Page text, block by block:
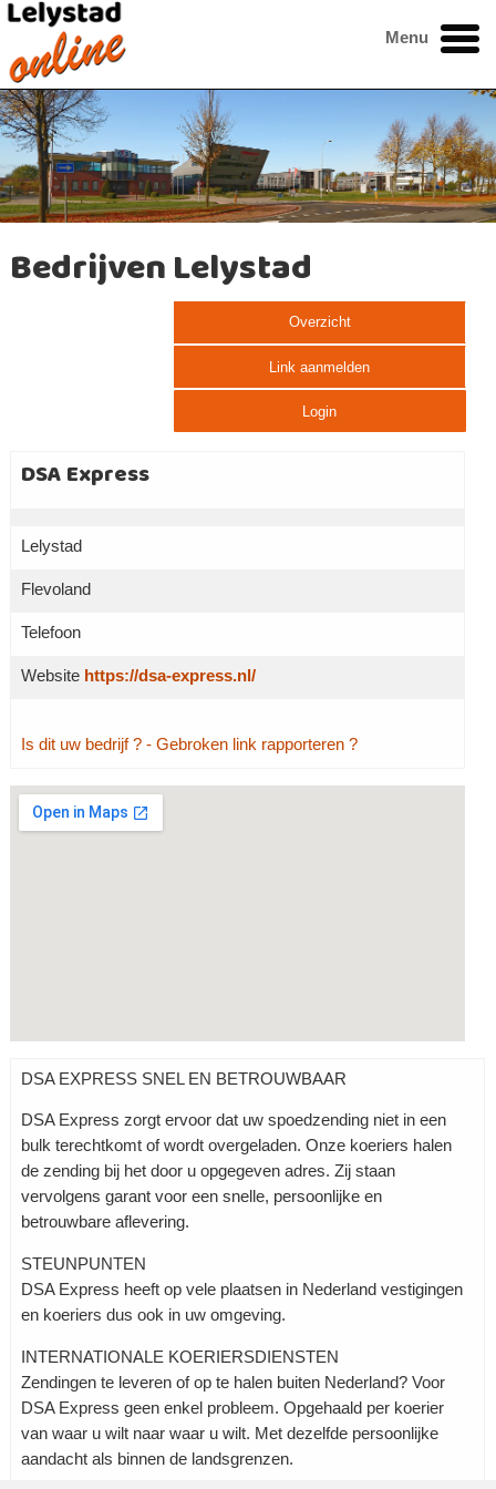
Menu
Bedrijven Lelystad
Overzicht
Link aanmelden
Login
DSA Express
Lelystad
Flevoland
Telefoon
Website https://dsa-express.nl/
Is dit uw bedrijf ? - Gebroken link rapporteren ?
Grotere kaart weergeven
DSA EXPRESS SNEL EN BETROUWBAAR
DSA Express zorgt ervoor dat uw spoedzending niet in een
bulk terechtkomt of wordt overgeladen. Onze koeriers halen
de zending bij het door u opgegeven adres. Zij staan
vervolgens garant voor een snelle, persoonlijke en
betrouwbare aflevering.
STEUNPUNTEN
DSA Express heeft op vele plaatsen in Nederland vestigingen
en koeriers dus ook in uw omgeving.
INTERNATIONALE KOERIERSDIENSTEN
Zendingen te leveren of op te halen buiten Nederland? Voor
DSA Express geen enkel probleem. Opgehaald per koerier
van waar u wilt naar waar u wilt. Met dezelfde persoonlijke
aandacht als binnen de landsgrenzen.